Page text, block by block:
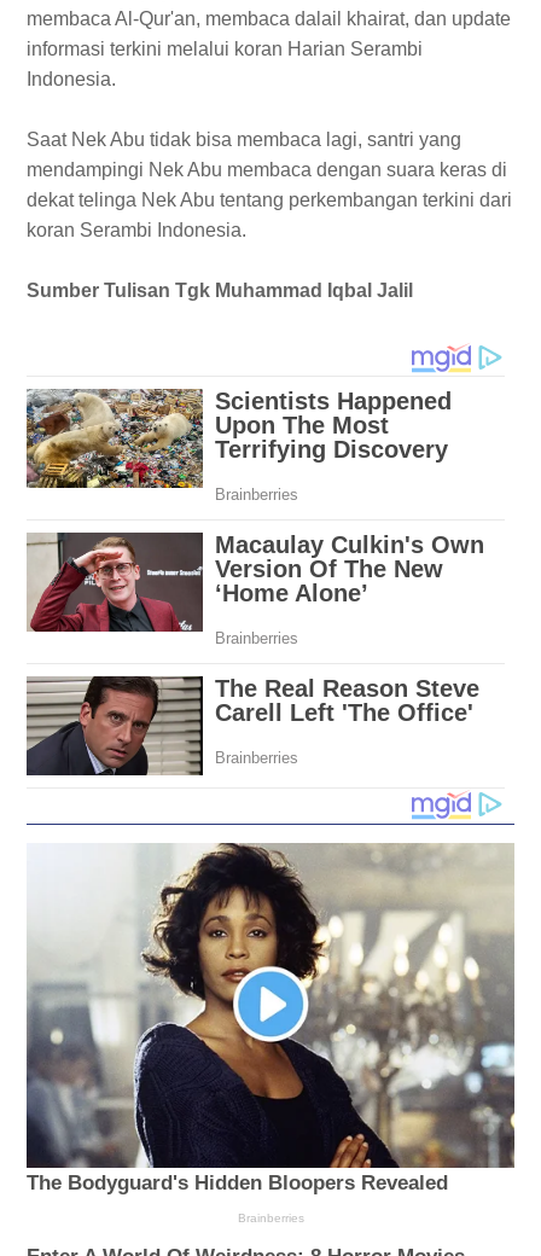
membaca Al-Qur'an, membaca dalail khairat, dan update
informasi terkini melalui koran Harian Serambi
Indonesia.
Saat Nek Abu tidak bisa membaca lagi, santri yang
mendampingi Nek Abu membaca dengan suara keras di
dekat telinga Nek Abu tentang perkembangan terkini dari
koran Serambi Indonesia.
Sumber Tulisan Tgk Muhammad Iqbal Jalil